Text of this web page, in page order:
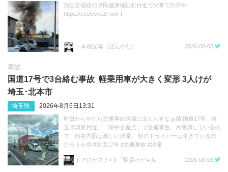
蒲生岩槻線の県民健康福祉村付近で火事で渋滞中
https://t.co/cvnL8FwnFF
一本柳光唏（ぽんやな） 2026-08-08
事故
国道17号で3台絡む事故 軽乗用車が大きく変形 3人けが
埼玉･北本市
埼玉県 2026年8月6日13:31
昨日からやたら交通事故現場に出くわすなぁ😱 国道17号、埼
玉県鴻巣付近、「深井交差点」で交通事故。片側潰しているの
で、熊谷方面は激しい渋滞。 軽のドライバーは生きているの
だろうか😓 #国道17号 #交通事故 #渋滞
ドアにヤスミ×３「駅員ボヤキ垢」
2026-08-06